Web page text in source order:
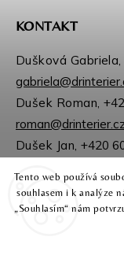
Tento web používá
souhlasem i k analýze
„Souhlasím“ nám
KONTAKT
Dušková
Dušek Roman,
Dušek Jan,+420
Sledujte nás na
Instagram